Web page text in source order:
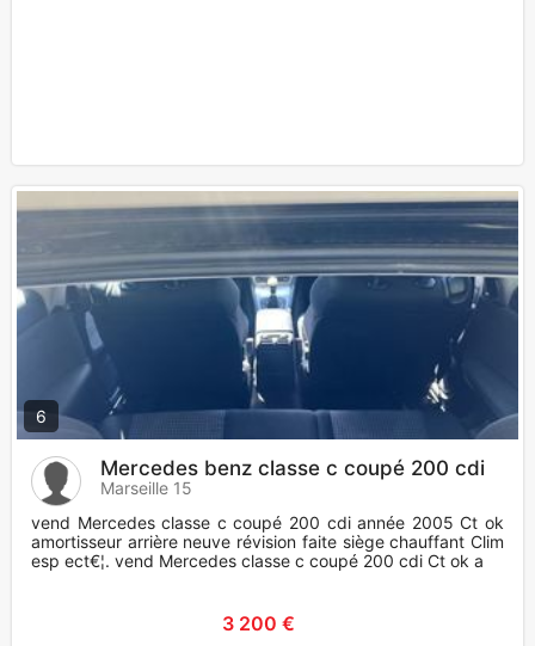
6
Mercedes benz classe c coupé 200 cdi
Marseille 15
vend Mercedes classe c coupé 200 cdi année 2005 Ct ok
amortisseur arrière neuve révision faite siège chauffant Clim
esp ect€¦. vend Mercedes classe c coupé 200 cdi Ct ok a
3 200 €